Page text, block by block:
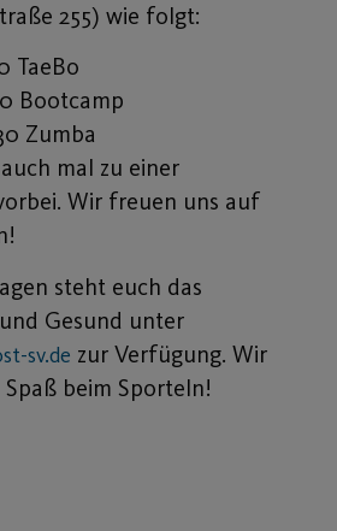
255) wie folgt:
TaeBo
Bootcamp
Zumba
mal zu einer
Wir freuen uns auf
steht euch das
Gesund unter
sv.de zur Verfügung. Wir
beim Sporteln!